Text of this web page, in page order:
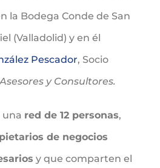
la Bodega Conde de San
(Valladolid) y en él
Pescador, Socio
y Consultores.
una red de 12 personas,
de negocios
y que comparten el